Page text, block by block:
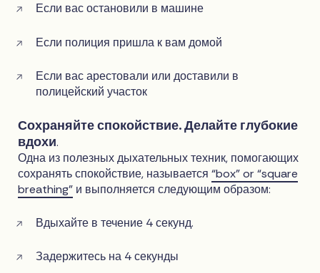
Если вас остановили в машине
Если полиция пришла к вам домой
Если вас арестовали или доставили в
полицейский участок
Сохраняйте спокойствие. Делайте глубокие
вдохи.
Одна из полезных дыхательных техник, помогающих
сохранять спокойствие, называется“box” or “square
breathing” и выполняется следующим образом:
Вдыхайте в течение 4 секунд.
Задержитесь на 4 секунды